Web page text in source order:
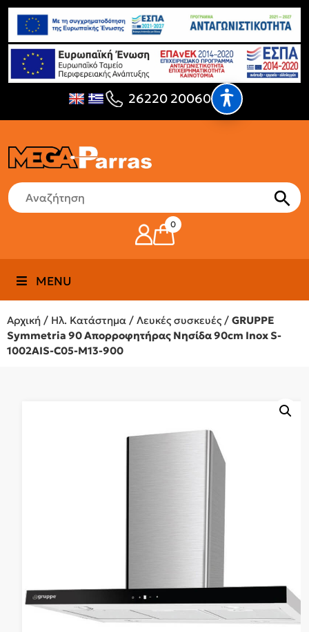
26220 20060
0
MENU
Αρχική / Ηλ. Κατάστημα / Λευκές συσκευές / GRUPPE
Symmetria 90 Απορροφητήρας Νησίδα 90cm Inox S-
1002AIS-C05-M13-900